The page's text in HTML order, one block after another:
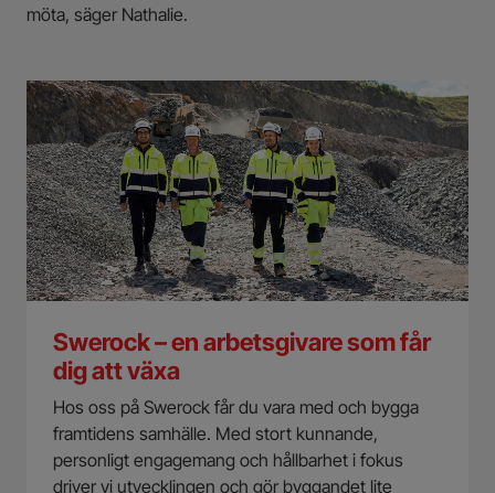
möta, säger Nathalie.
Swerock – en arbetsgivare som får
dig att växa
Hos oss på Swerock får du vara med och bygga
framtidens samhälle. Med stort kunnande,
personligt engagemang och hållbarhet i fokus
driver vi utvecklingen och gör byggandet lite